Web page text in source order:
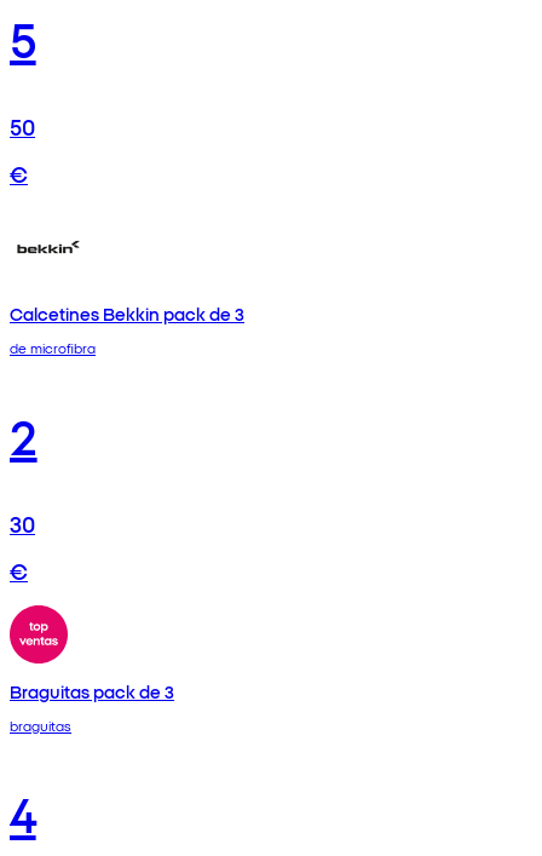
5
50
€
Calcetines Bekkin pack de 3
de microfibra
2
30
€
Braguitas pack de 3
braguitas
4